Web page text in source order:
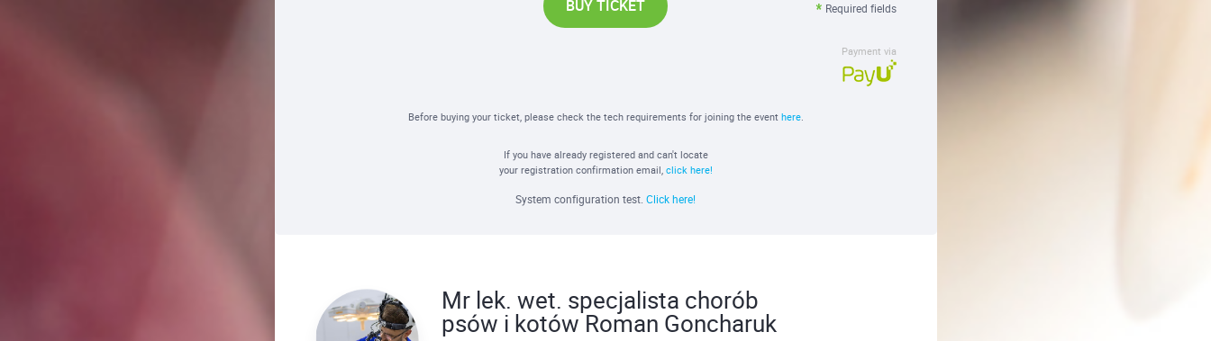
Required fields
BUY TICKET
Payment via
Before buying your ticket, please check the tech requirements for joining the event here.
If you have already registered and can't locate
your registration confirmation email, click here!
System configuration test. Click here!
Mr lek. wet. specjalista chorób
psów i kotów Roman Goncharuk